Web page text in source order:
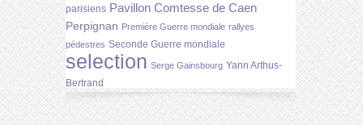
parisiens Pavillon Comtesse de Caen
Perpignan Première Guerre mondiale rallyes
pédestres Seconde Guerre mondiale
selection Serge Gainsbourg Yann Arthus-
Bertrand